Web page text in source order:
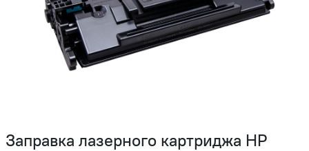
Заправка лазерного картриджа HP